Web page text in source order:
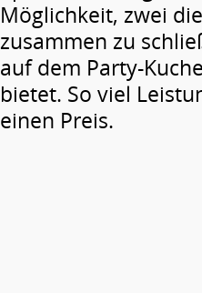
Möglichkeit, zwei
zusammen zu
auf dem Party-
bietet. So viel
einen Preis.